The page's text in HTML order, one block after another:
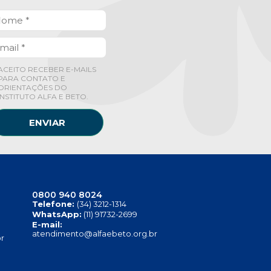
RECEBER E-MAILS
CONTATO E
DO
ALFA E BETO.
ENVIAR
0800 940 8024
Telefone: (34) 3212-1314
WhatsApp: (11) 91732-2699
E-mail:
atendimento@alfaebeto.org.br